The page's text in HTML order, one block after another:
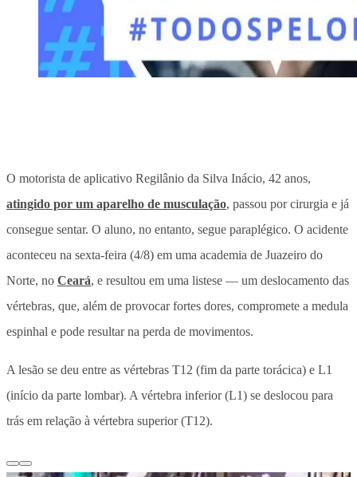
O motorista de aplicativo Regilânio da Silva Inácio, 42 anos,
atingido por um aparelho de musculação, passou por cirurgia e já
consegue sentar. O aluno, no entanto, segue paraplégico. O acidente
aconteceu na sexta-feira (4/8) em uma academia de Juazeiro do
Norte, no Ceará, e resultou em uma listese — um deslocamento das
vértebras, que, além de provocar fortes dores, compromete a medula
espinhal e pode resultar na perda de movimentos.
A lesão se deu entre as vértebras T12 (fim da parte torácica) e L1
(início da parte lombar). A vértebra inferior (L1) se deslocou para
trás em relação à vértebra superior (T12).